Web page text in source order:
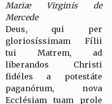
Mariæ Virginis de
Mercede
Deus, qui per
gloriosíssimam Fílii
tui Matrem, ad
liberandos Christi
fidéles a potestáte
paganórum, nova
Ecclésiam tuam prole